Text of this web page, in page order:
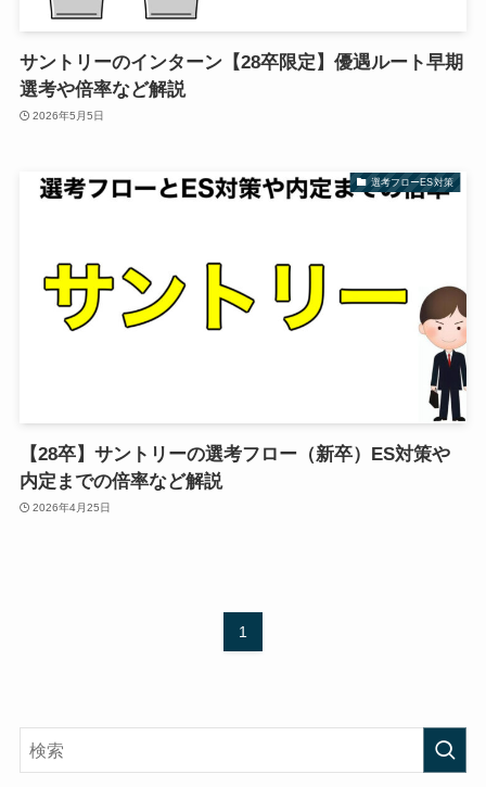
サントリーのインターン【28卒限定】優遇ルート早期
選考や倍率など解説
2026年5月5日
選考フローES対策
【28卒】サントリーの選考フロー（新卒）ES対策や
内定までの倍率など解説
2026年4月25日
1